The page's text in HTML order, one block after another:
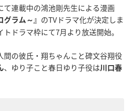
て連載中の鴻池剛先生による漫画
グラム～』 のTVドラマ化が決定しま
ドラマ枠にて7月より放送開始。
間の彼氏・翔ちゃんこと碑文谷翔役
、ゆり子こと春日ゆり子役は川口春